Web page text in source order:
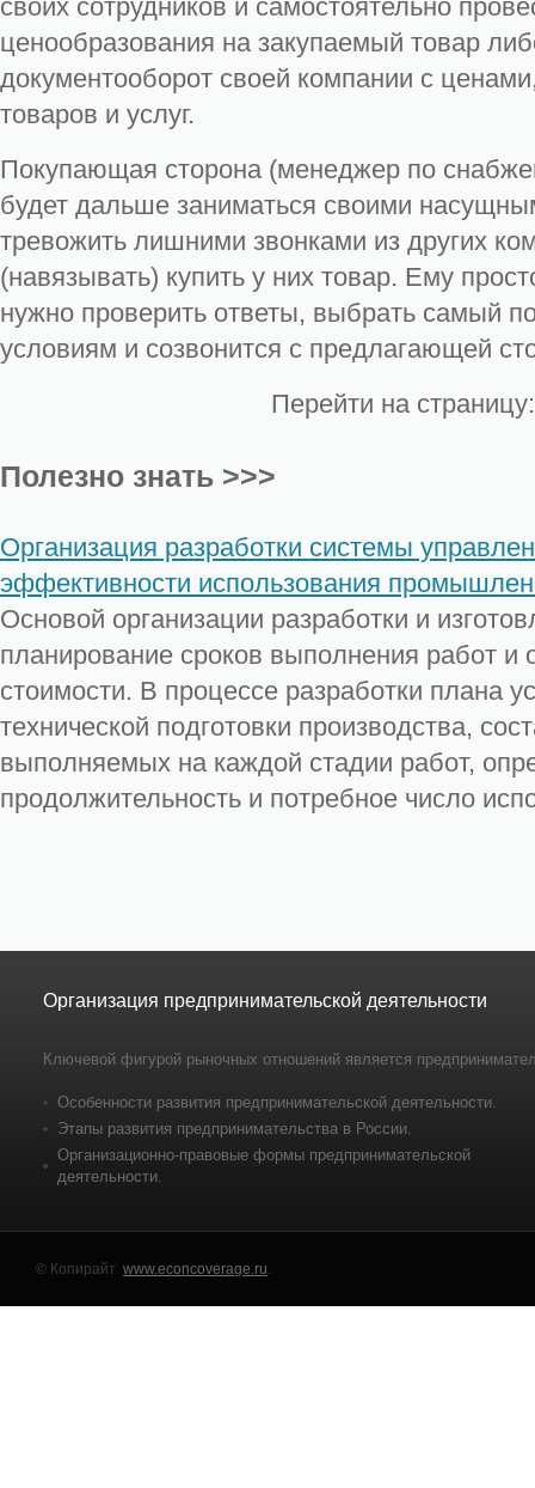
своих сотрудников и самостоятельно
ценообразования на закупаемый товар
документооборот своей компании с
товаров и услуг.
Покупающая сторона (менеджер по
будет дальше заниматься своими
тревожить лишними звонками из других
(навязывать) купить у них товар. Ему
нужно проверить ответы, выбрать самый
условиям и созвонится с предлагающей
Перейти на
Полезно знать >>>
Организация разработки системы
эффективности использования
Основой организации разработки и
планирование сроков выполнения работ и
стоимости. В процессе разработки плана
технической подготовки производства,
выполняемых на каждой стадии работ,
продолжительность и потребное число
Организация предпринимательской деятельности
Ключевой фигурой рыночных отношений является
Особенности развития предпринимательской деятельности.
Этапы развития предпринимательства в России.
Организационно-правовые формы предпринимательской
деятельности.
© Копирайт www.econcoverage.ru.